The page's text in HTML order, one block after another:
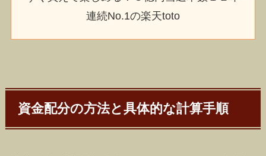
連続No.1の楽天toto
資金配分の方法と具体的な計算手順